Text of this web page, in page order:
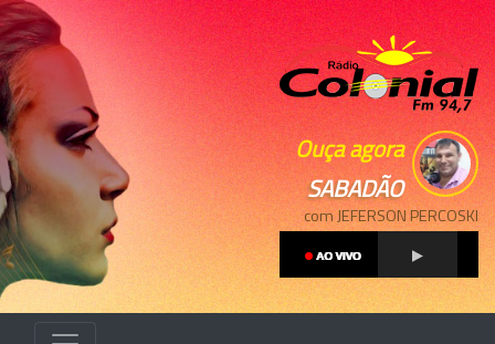
Ouça agora
SABADÃO
com JEFERSON PERCOSKI